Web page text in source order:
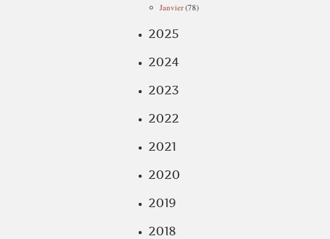
Janvier(78)
2025
2024
2023
2022
2021
2020
2019
2018